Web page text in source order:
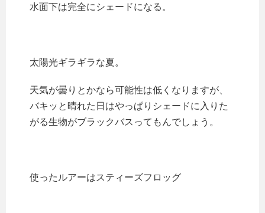
水面下は完全にシェードになる。
太陽光ギラギラな夏。
天気が曇りとかなら可能性は低くなりますが、
バキッと晴れた日はやっぱりシェードに入りた
がる生物がブラックバスってもんでしょう。
使ったルアーはスティーズフロッグ